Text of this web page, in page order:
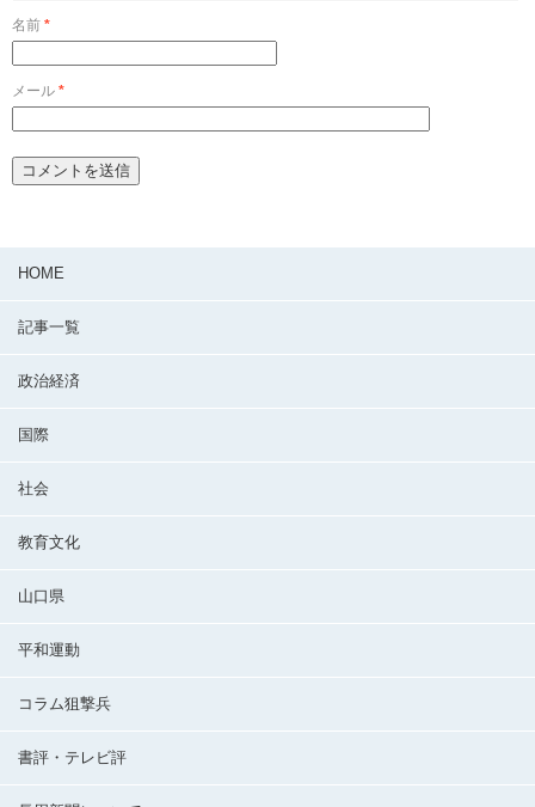
名前 *
メール *
HOME
記事一覧
政治経済
国際
社会
教育文化
山口県
平和運動
コラム狙撃兵
書評・テレビ評